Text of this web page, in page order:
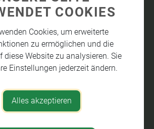
COOKIES
Cookies, um erweiterte
zu ermöglichen und die
diese Website zu analysieren. Sie
Einstellungen jederzeit ändern.
Alles akzeptieren